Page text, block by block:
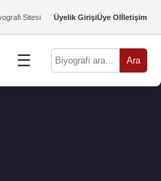
Sitesi Üyelik GirişiÜye Olİletişim
☰ Ara